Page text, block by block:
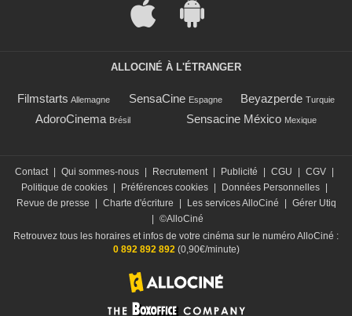
ALLOCINÉ À L'ÉTRANGER
Filmstarts Allemagne SensaCine Espagne Beyazperde Turquie
AdoroCinema Brésil Sensacine México Mexique
Contact | Qui sommes-nous | Recrutement | Publicité | CGU | CGV |
Politique de cookies | Préférences cookies | Données Personnelles |
Revue de presse
| Charte d'écriture | Les services AlloCiné | Gérer Utiq
| ©AlloCiné
Retrouvez tous les horaires et infos de votre cinéma sur le numéro AlloCiné :
0 892 892 892 (0,90€/minute)